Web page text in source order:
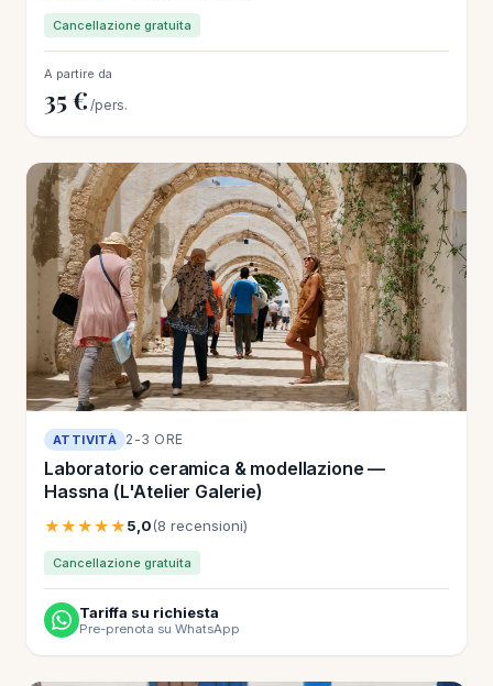
Cancellazione gratuita
A partire da
35 € /pers.
ATTIVITÀ 2-3 ORE
Laboratorio ceramica & modellazione —
Hassna (L'Atelier Galerie)
★★★★★5,0(8 recensioni)
Cancellazione gratuita
Tariffa su richiesta
Pre-prenota su WhatsApp